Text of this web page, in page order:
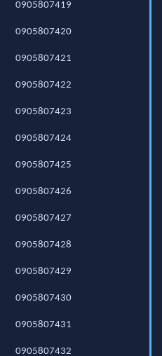
0905807419
0905807420
0905807421
0905807422
0905807423
0905807424
0905807425
0905807426
0905807427
0905807428
0905807429
0905807430
0905807431
0905807432